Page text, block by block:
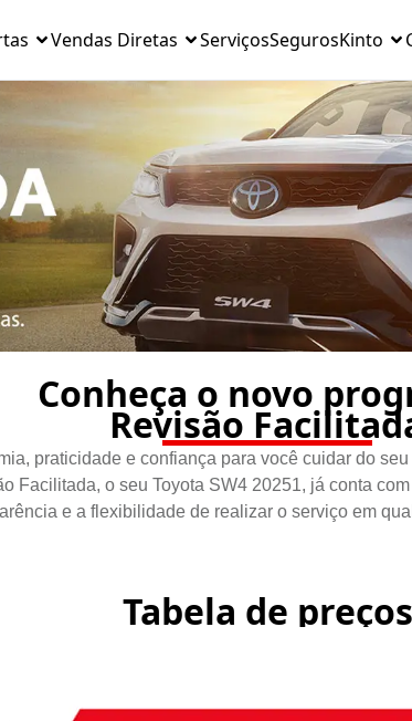
Vendas Diretas ServiçosSegurosKinto
Conheça o novo
Revisão
praticidade e confiança para você cuidar do
Facilitada, o seu Toyota SW4 20251, já conta
e a flexibilidade de realizar o serviço em
Tabela de preços